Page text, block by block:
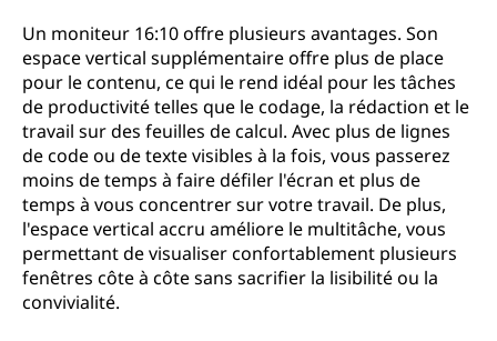
Un moniteur 16:10 offre plusieurs avantages. Son
espace vertical supplémentaire offre plus de place
pour le contenu, ce qui le rend idéal pour les tâches
de productivité telles que le codage, la rédaction et le
travail sur des feuilles de calcul. Avec plus de lignes
de code ou de texte visibles à la fois, vous passerez
moins de temps à faire défiler l'écran et plus de
temps à vous concentrer sur votre travail. De plus,
l'espace vertical accru améliore le multitâche, vous
permettant de visualiser confortablement plusieurs
fenêtres côte à côte sans sacrifier la lisibilité ou la
convivialité.